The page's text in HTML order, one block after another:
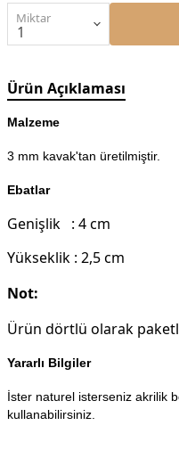
Miktar
Ürün Açıklaması
Malzeme
3 mm kavak'tan üretilmiştir.
Ebatlar
Genişlik : 4 cm
Yükseklik : 2,5 cm
Not:
Ürün dörtlü olarak
Yararlı Bilgiler
İster naturel isterseniz akrilik
kullanabilirsiniz.